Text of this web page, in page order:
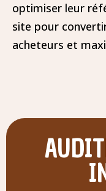
optimiser leur
site pour
acheteurs et